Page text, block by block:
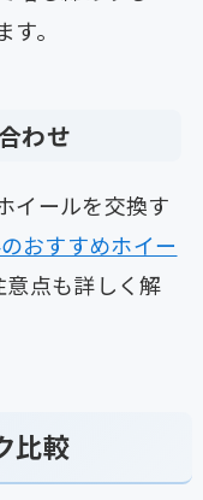
。
わせ
イールを交換す
おすすめホイー
点も詳しく解
比較